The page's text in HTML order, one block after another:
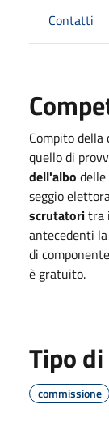
Contatti
Compito
quello di
dell'albo
seggio
scrutatoritra
antecedenti
di
è gratuito.
Tipo
commissione